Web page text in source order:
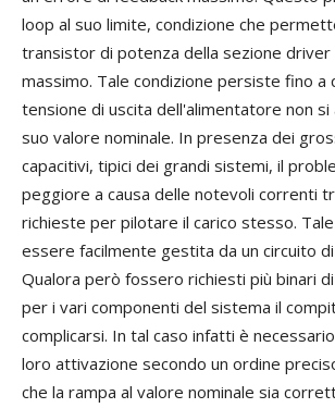
loop al suo limite, condizione che
transistor di potenza della sezione driver
massimo. Tale condizione persiste fino a
tensione di uscita dell'alimentatore non si
suo valore nominale. In presenza dei
capacitivi, tipici dei grandi sistemi, il
peggiore a causa delle notevoli correnti
richieste per pilotare il carico stesso.
essere facilmente gestita da un circuito
Qualora però fossero richiesti più binari
per i vari componenti del sistema il
complicarsi. In tal caso infatti è
loro attivazione secondo un ordine
che la rampa al valore nominale sia